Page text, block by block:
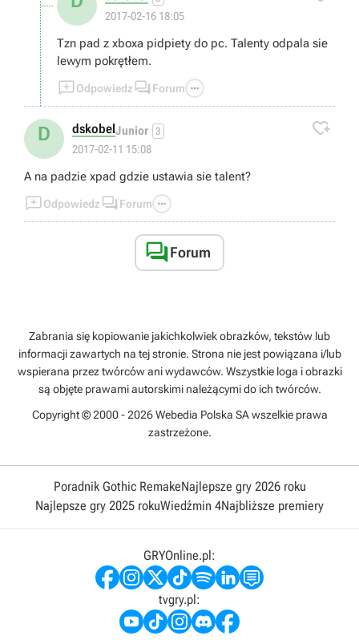
2017-02-16 18:05
Tzn pad z xboxa pidpiety do pc. Talenty odpala sie
lewym pokrętłem.
Odpowiedz  Forum 
D dskobelJunior 3
2017-02-11 15:08

A na padzie xpad gdzie ustawia sie talent?
Odpowiedz  Forum 
Forum
Zabrania się kopiowanie jakichkolwiek obrazków, tekstów lub
informacji zawartych na tej stronie. Strona nie jest powiązana i/lub
wspierana przez twórców ani wydawców. Wszystkie loga i obrazki
są objęte prawami autorskimi należącymi do ich twórców.
Copyright © 2000 - 2026 Webedia Polska SA wszelkie prawa
zastrzeżone.
Poradnik Gothic RemakeNajlepsze gry 2026 roku
Najlepsze gry 2025 rokuWiedźmin 4Najbliższe premiery
GRYOnline.pl:
tvgry.pl: